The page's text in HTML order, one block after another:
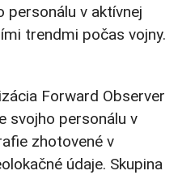
personálu v aktívnej
trendmi počas vojny.
Forward Observer
svojho personálu v
zhotovené v
údaje. Skupina